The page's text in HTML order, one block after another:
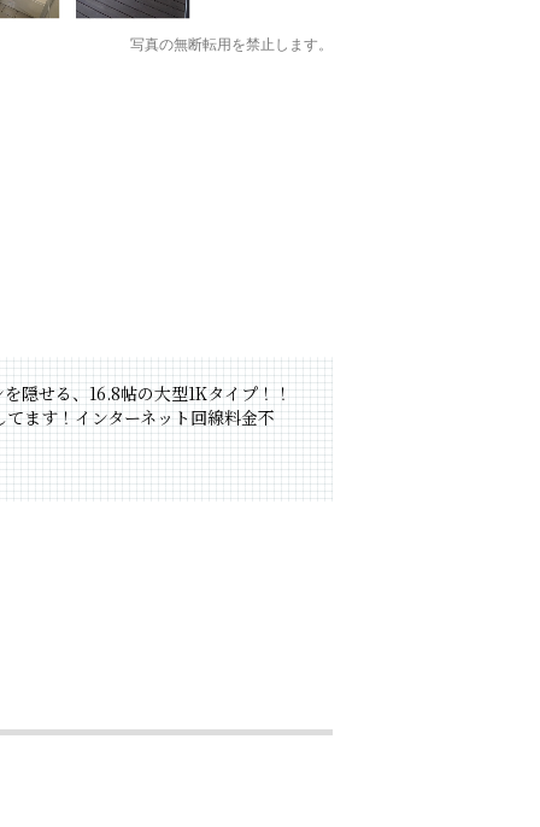
写真の無断転用を禁止します。
隠せる、16.8帖の大型1Kタイプ！！
ます！インターネット回線料金不